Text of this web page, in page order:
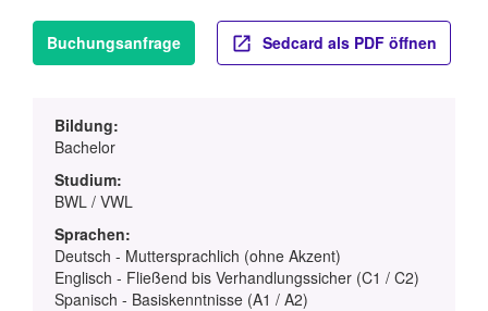
Buchungsanfrage Sedcard als PDF öffnen
Bildung:
Bachelor
Studium:
BWL / VWL
Sprachen:
Deutsch - Muttersprachlich (ohne Akzent)
Englisch - Fließend bis Verhandlungssicher (C1 / C2)
Spanisch - Basiskenntnisse (A1 / A2)